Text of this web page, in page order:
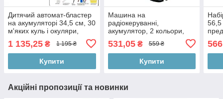
Дитячий автомат-бластер
на акумуляторі 34,5 см, 30
м'яких куль і окуляри,
1 135,25 ₴ 1 195 ₴
Купити
Машина на
радіокеруванні,
акумулятор, 2 кольори,
світло, звук, у коробці 26-
13,5-12 см
531,05₴ 559 ₴
Купити
56,5
Акційні пропозиції та новинки